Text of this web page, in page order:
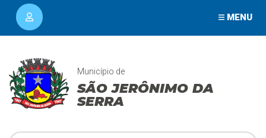
MENU
Município de
SÃO JERÔNIMO DA
SERRA